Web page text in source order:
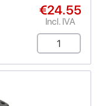
€24.55
Incl. IVA